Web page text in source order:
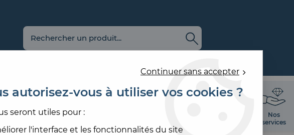
REVÊTEMENT
OUTILLAGE
Nos
services
Continuer sans accepter
autorisez-vous à utiliser vos cookies ?
seront utiles pour :
l'interface et les fonctionnalités du site